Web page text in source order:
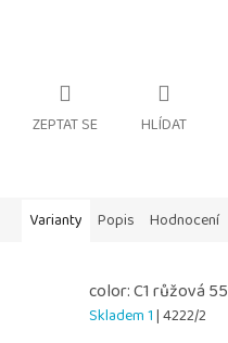
ZEPTAT SE HLÍDAT
Varianty Popis Hodnocení
color: C1 růžová 55
Skladem 1| 4222/2